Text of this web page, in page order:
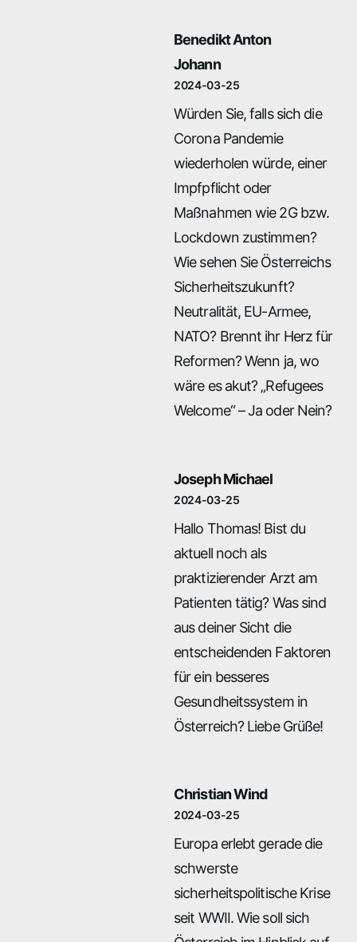
Benedikt Anton
Johann
2024-03-25
Würden Sie, falls sich die
Corona Pandemie
wiederholen würde, einer
Impfpflicht oder
Maßnahmen wie 2G bzw.
Lockdown zustimmen?
Wie sehen Sie Österreichs
Sicherheitszukunft?
Neutralität, EU-Armee,
NATO? Brennt ihr Herz für
Reformen? Wenn ja, wo
wäre es akut? „Refugees
Welcome“ – Ja oder Nein?
Joseph Michael
2024-03-25
Hallo Thomas! Bist du
aktuell noch als
praktizierender Arzt am
Patienten tätig? Was sind
aus deiner Sicht die
entscheidenden Faktoren
für ein besseres
Gesundheitssystem in
Österreich? Liebe Grüße!
Christian Wind
2024-03-25
Europa erlebt gerade die
schwerste
sicherheitspolitische Krise
seit WWII. Wie soll sich